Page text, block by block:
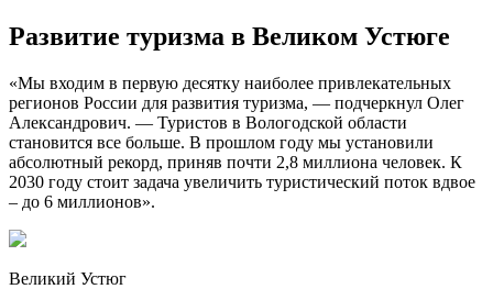
Развитие туризма в Великом Устюге
«Мы входим в первую десятку наиболее привлекательных
регионов России для развития туризма, — подчеркнул Олег
Александрович. — Туристов в Вологодской области
становится все больше. В прошлом году мы установили
абсолютный рекорд, приняв почти 2,8 миллиона человек. К
2030 году стоит задача увеличить туристический поток вдвое
– до 6 миллионов».
Великий Устюг